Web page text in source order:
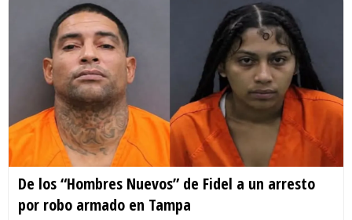
De los “Hombres Nuevos” de Fidel a un arresto
por robo armado en Tampa